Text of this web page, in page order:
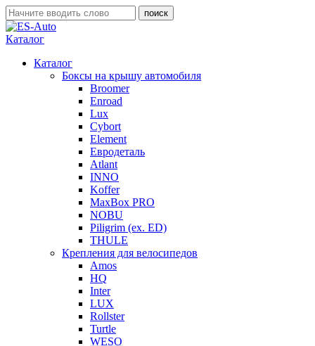
Каталог
Каталог
Боксы на крышу автомобиля
Broomer
Enroad
Lux
Cybort
Element
Евродеталь
Atlant
INNO
Koffer
MaxBox PRO
NOBU
Piligrim (ex. ED)
THULE
Крепления для велосипедов
Amos
HQ
Inter
LUX
Rollster
Turtle
WESO